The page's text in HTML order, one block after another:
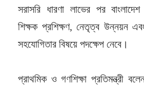
সরাসরি ধারণা লাভের পর
শিক্ষক প্রশিক্ষণ, নেতৃত্ব উন্নয়ন
সহযোগিতার বিষয়ে পদক্ষেপ নেবে।
প্রাথমিক ও গণশিক্ষা প্রতিমন্ত্রী